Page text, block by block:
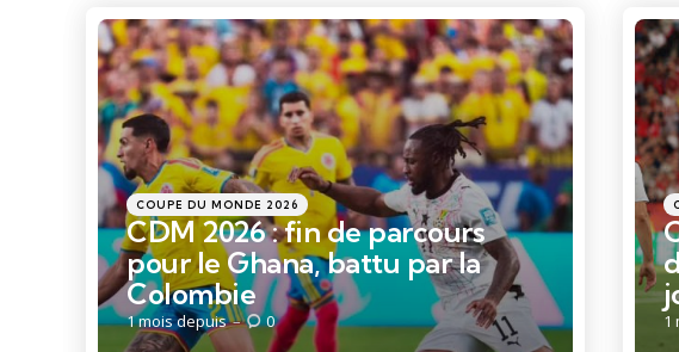
Catégories
Posté
dans
COUPE DU MONDE 2026
CDM 2026 : fin de parcours
pour le Ghana, battu par la
Colombie
1 mois depuis 0 1